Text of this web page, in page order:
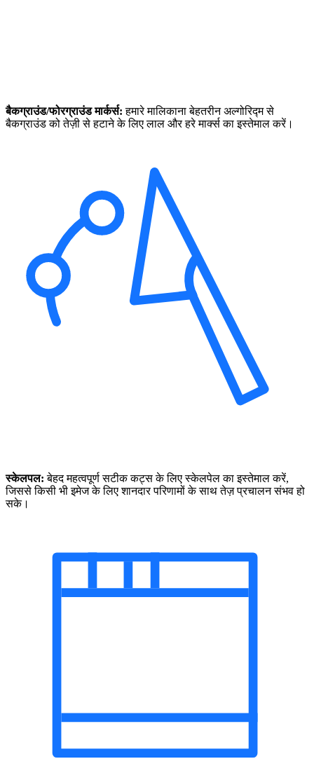
बैकग्राउंड/फोरग्राउंड मार्कर्स:हमारे मालिकाना बेहतरीन अल्गोरिद्म से
बैकग्राउंड को तेज़ी से हटाने के लिए लाल और हरे मार्क्स का इस्तेमाल करें।
स्केलपल:बेहद महत्वपूर्ण सटीक कट्स के लिए स्केलपेल का इस्तेमाल करें,
जिससे किसी भी इमेज के लिए शानदार परिणामों के साथ तेज़ प्रचालन संभव हो
सके।